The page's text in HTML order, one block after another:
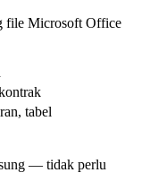
file Microsoft Office
tabel
— tidak perlu